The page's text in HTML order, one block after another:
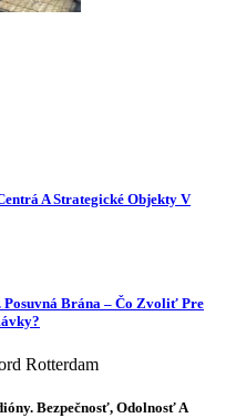
A Strategické Objekty V
Posuvná Brána – Čo Zvoliť Pre
Bezpečnosť, Odolnosť A